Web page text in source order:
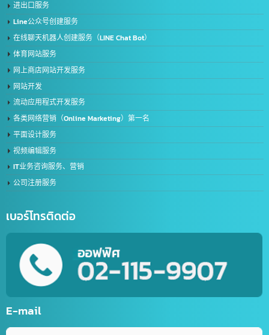
我们是提供全面 IT 服务的领导者，服务于来自公共和私营部门的客户，超过 50
家领先的组织拥有我们的专业知识。将有助于更有效地进一步发展您的业务满
您业务的所有需求。全面的服务
地址 :2/119 Rat Phatthana Rd., Saphan Sung, Rat Phatthana Bangkok, 10240
我们的服务
帮助外国公司在泰国注册FDA
签证和工作许可证
服务泰中两国的进出口运输
进出口服务
Line公众号创建服务
在线聊天机器人创建服务（LINE Chat Bot）
体育网站服务
网站开发
流动应用程式开发服务
各类网络营销（Online Marketing）第一名
平面设计服务
视频编辑服务
IT业务咨询服务、营销